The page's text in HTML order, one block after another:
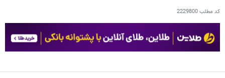
کد مطلب2229800